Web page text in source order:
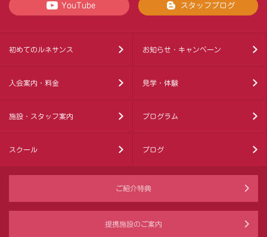
YouTube スタッフブログ
初めてのルネサンス お知らせ・キャンペーン
入会案内・料金 見学・体験
施設・スタッフ案内 プログラム
スクール ブログ
ご紹介特典
提携施設のご案内